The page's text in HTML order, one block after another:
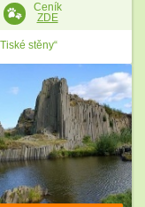
Ceník
ZDE
stěny“